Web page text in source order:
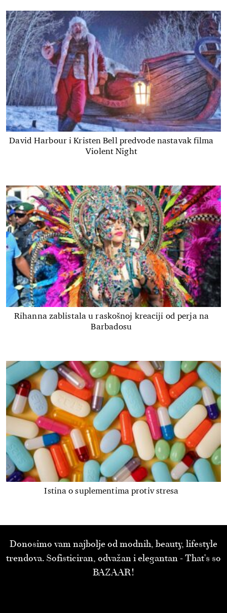
David Harbour i Kristen Bell predvode nastavak filma
Violent Night
Rihanna zablistala u raskošnoj kreaciji od perja na
Barbadosu
Istina o suplementima protiv stresa
Donosimo vam najbolje od modnih, beauty, lifestyle
trendova. Sofisticiran, odvažan i elegantan - That’s so
BAZAAR!